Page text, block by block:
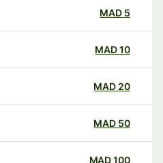
MAD
MAD
20
MAD
50
MAD
100
MAD